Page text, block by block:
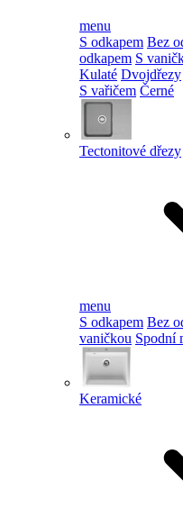
menu
S odkapem Bez
odkapem S
Kulaté Dvojdřezy
S vařičem Černé
Tectonitové dřezy
menu
S odkapem Bez
vaničkou Spodní
Keramické